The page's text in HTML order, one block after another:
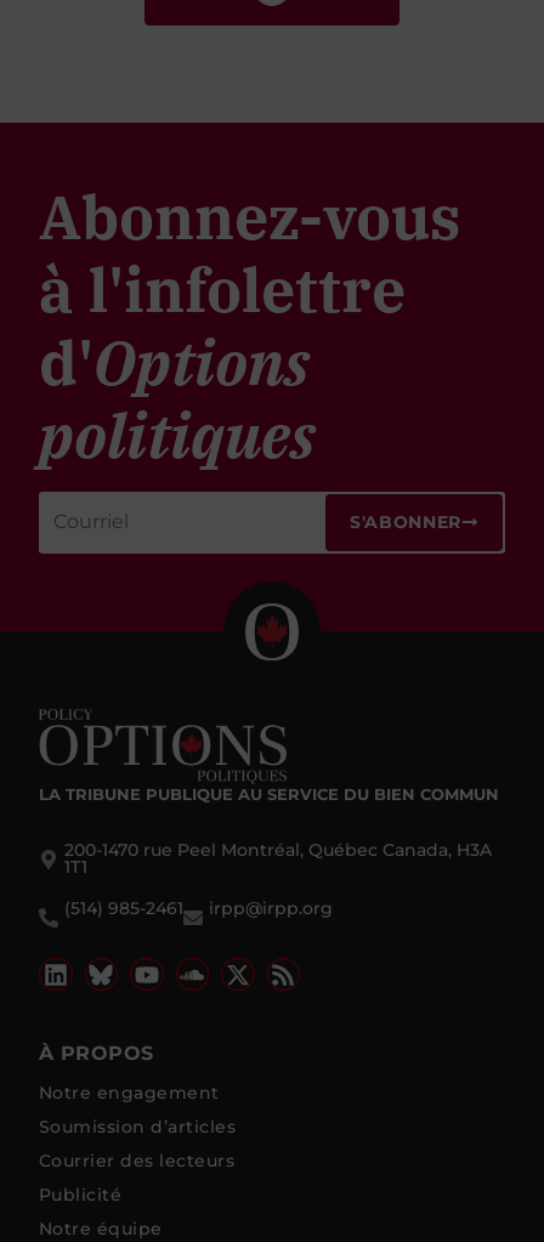
Abonnez-vous
à l'infolettre
d'Options
politiques
S'ABONNER
LA TRIBUNE PUBLIQUE AU SERVICE DU BIEN COMMUN
200-1470 rue Peel Montréal, Québec Canada, H3A
1T1
(514) 985-2461
irpp@irpp.org
À PROPOS
Notre engagement
Soumission d’articles
Courrier des lecteurs
Publicité
Notre équipe